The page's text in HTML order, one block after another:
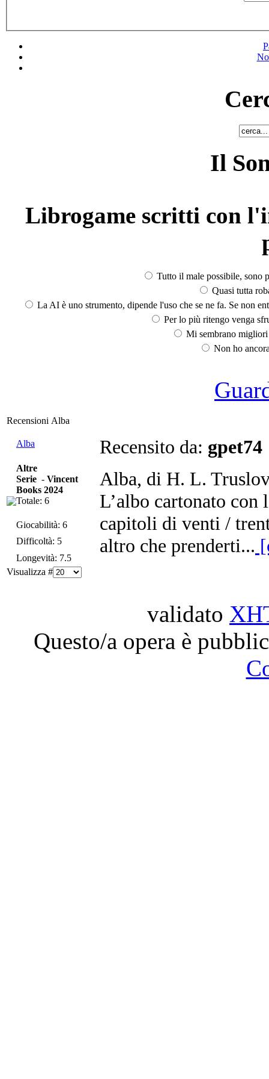
Il
Librogame scritti con
Tutto il male possibile, sono
Quasi tutta
La AI è uno strumento, dipende l'uso che se ne fa. Se non
Per lo più ritengo venga
Mi sembrano
Non ho
Recensioni Alba
Alba Recensito da: gpet74
Alba, di H. L.
L’albo cartonato con
capitoli di venti /
altro che prenderti...
Altre
Serie - Vincent
Books 2024
Totale: 6
Giocabilità: 6
Difficoltà: 5
Longevità: 7.5
Visualizza #
validato
Questo/a opera è